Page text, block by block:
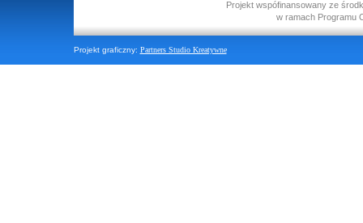
Projekt wspófinansowany ze
w ramach Programu
Projekt graficzny: Partners Studio Kreatywne